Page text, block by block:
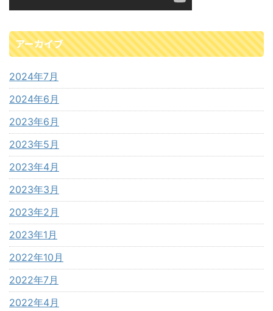
アーカイブ
2024年7月
2024年6月
2023年6月
2023年5月
2023年4月
2023年3月
2023年2月
2023年1月
2022年10月
2022年7月
2022年4月